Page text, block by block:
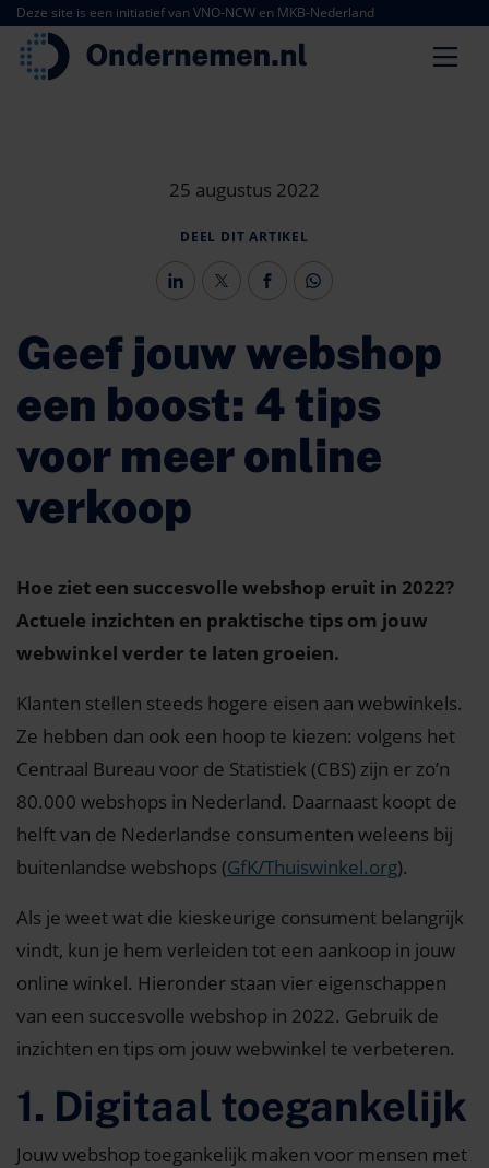
Deze site is een initiatief van VNO-NCW en MKB-Nederland
25 augustus 2022
DEEL DIT ARTIKEL
Geef jouw webshop
een boost: 4 tips
voor meer online
verkoop
Hoe ziet een succesvolle webshop eruit in 2022?
Actuele inzichten en praktische tips om jouw
webwinkel verder te laten groeien.
Klanten stellen steeds hogere eisen aan webwinkels.
Ze hebben dan ook een hoop te kiezen: volgens het
Centraal Bureau voor de Statistiek (CBS) zijn er zo’n
80.000 webshops in Nederland. Daarnaast koopt de
helft van de Nederlandse consumenten weleens bij
buitenlandse webshops (GfK/Thuiswinkel.org).
Als je weet wat die kieskeurige consument belangrijk
vindt, kun je hem verleiden tot een aankoop in jouw
online winkel. Hieronder staan vier eigenschappen
van een succesvolle webshop in 2022. Gebruik de
inzichten en tips om jouw webwinkel te verbeteren.
1. Digitaal toegankelijk
Jouw webshop toegankelijk maken voor mensen met